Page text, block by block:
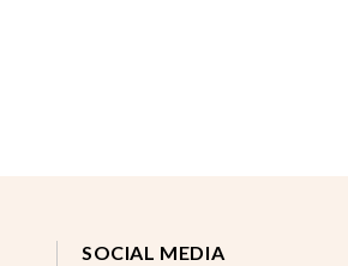
SOCIAL MEDIA